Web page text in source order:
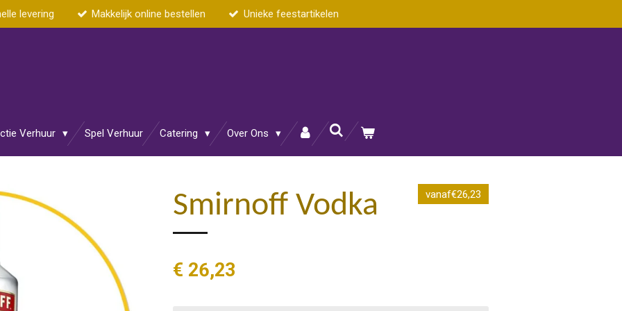
levering Makkelijk online bestellen Unieke feestartikelen
Verhuur Spel Verhuur Catering Over Ons
Smirnoff Vodka vanaf€26,23
€ 26,23